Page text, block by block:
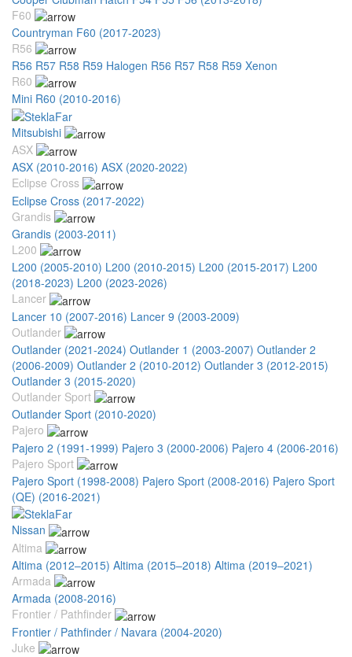
F60
Countryman F60 (2017-2023)
R56
R56 R57 R58 R59 Halogen R56 R57 R58 R59 Xenon
R60
Mini R60 (2010-2016)
Mitsubishi
ASX
ASX (2010-2016) ASX (2020-2022)
Eclipse Cross
Eclipse Cross (2017-2022)
Grandis
Grandis (2003-2011)
L200
L200 (2005-2010) L200 (2010-2015) L200 (2015-2017) L200
(2018-2023) L200 (2023-2026)
Lancer
Lancer 10 (2007-2016) Lancer 9 (2003-2009)
Outlander
Outlander (2021-2024) Outlander 1 (2003-2007) Outlander 2
(2006-2009) Outlander 2 (2010-2012) Outlander 3 (2012-2015)
Outlander 3 (2015-2020)
Outlander Sport
Outlander Sport (2010-2020)
Pajero
Pajero 2 (1991-1999) Pajero 3 (2000-2006) Pajero 4 (2006-2016)
Pajero Sport
Pajero Sport (1998-2008) Pajero Sport (2008-2016) Pajero Sport
(QE) (2016-2021)
Nissan
Altima
Altima (2012–2015) Altima (2015–2018) Altima (2019–2021)
Armada
Armada (2008-2016)
Frontier / Pathfinder
Frontier / Pathfinder / Navara (2004-2020)
Juke